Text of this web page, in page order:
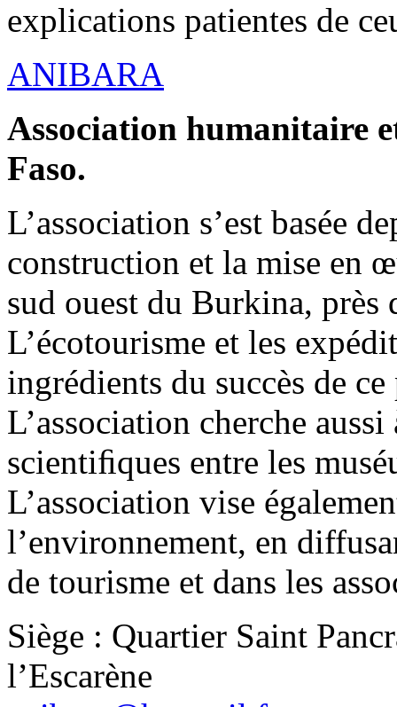
explications patientes de
ANIBARA
Association humanitaire
Faso.
L’association s’est basée
construction et la mise en
sud ouest du Burkina,
L’écotourisme et les
ingrédients du succès de
L’association cherche
scientiﬁques entre les
L’association vise
l’environnement, en
de tourisme et dans les
Siège : Quartier Saint
l’Escarène